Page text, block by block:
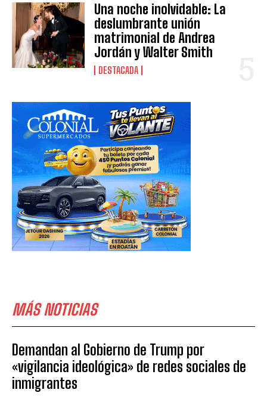
Una noche inolvidable: La
deslumbrante unión
matrimonial de Andrea
Jordán y Walter Smith
DESTACADA
MÁS NOTICIAS
Demandan al Gobierno de Trump por
«vigilancia ideológica» de redes sociales de
inmigrantes